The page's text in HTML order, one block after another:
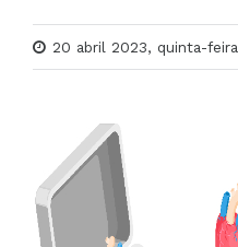
20 abril 2023, quinta-feira